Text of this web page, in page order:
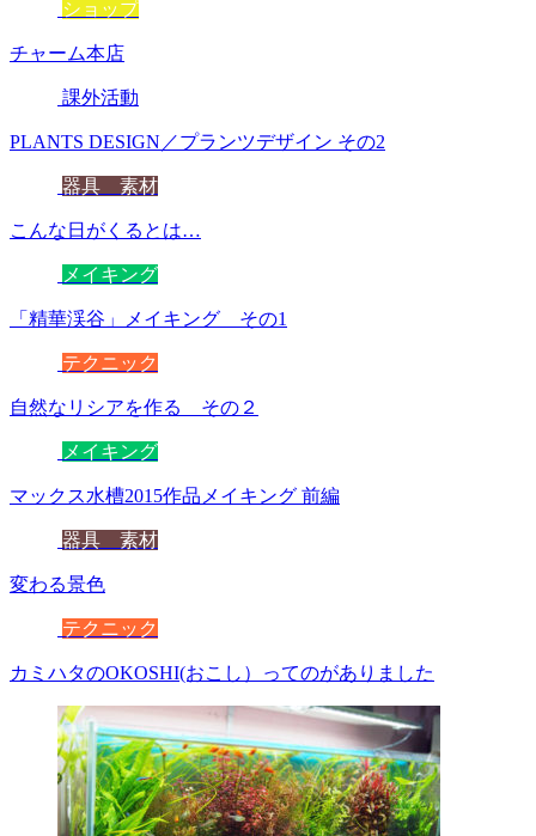
ショップ
チャーム本店
課外活動
PLANTS DESIGN／プランツデザイン その2
器具 素材
こんな日がくるとは…
メイキング
「精華渓谷」メイキング その1
テクニック
自然なリシアを作る その２
メイキング
マックス水槽2015作品メイキング 前編
器具 素材
変わる景色
テクニック
カミハタのOKOSHI(おこし）ってのがありました